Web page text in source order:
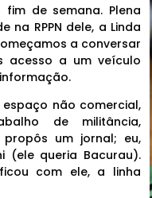
fim de semana. Plena
na RPPN dele, a Linda
a conversar
acesso a um veículo
espaço não comercial,
de militância,
um jornal; eu,
(ele queria Bacurau).
com ele, a linha